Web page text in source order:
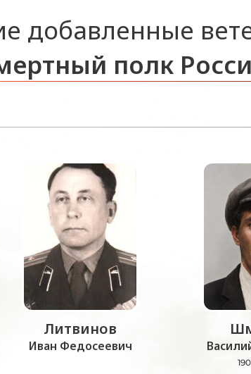
добавленные
полк
Литвинов
Иван Федосеевич